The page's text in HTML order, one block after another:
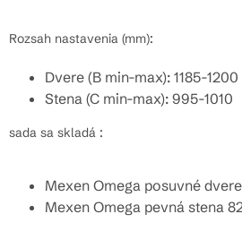
Rozsah nastavenia (mm):
Dvere (B min-max): 1185-1200
Stena (C min-max): 995-1010
sada sa skladá :
Mexen Omega posuvné
Mexen Omega pevná stena